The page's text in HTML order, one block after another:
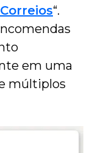
“.
em uma
múltiplos